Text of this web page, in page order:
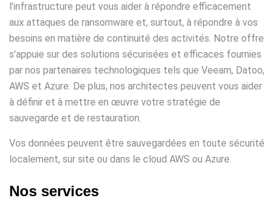
l’infrastructure peut vous aider à répondre efficacement
aux attaques de ransomware et, surtout, à répondre à vos
besoins en matière de continuité des activités. Notre offre
s’appuie sur des solutions sécurisées et efficaces fournies
par nos partenaires technologiques tels que Veeam, Datoo,
AWS et Azure. De plus, nos architectes peuvent vous aider
à définir et à mettre en œuvre votre stratégie de
sauvegarde et de restauration.
Vos données peuvent être sauvegardées en toute sécurité
localement, sur site ou dans le cloud AWS ou Azure.
Nos services